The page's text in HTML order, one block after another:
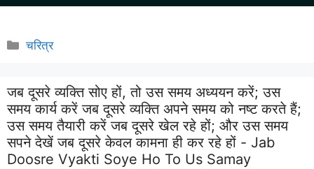
Categories
चरित्र
जब दूसरे व्यक्ति सोए हों, तो उस समय अध्ययन करें; उस
समय कार्य करें जब दूसरे व्यक्ति अपने समय को नष्ट करते हैं;
उस समय तैयारी करें जब दूसरे खेल रहे हों; और उस समय
सपने देखें जब दूसरे केवल कामना ही कर रहे हों - Jab
Doosre Vyakti Soye Ho To Us Samay